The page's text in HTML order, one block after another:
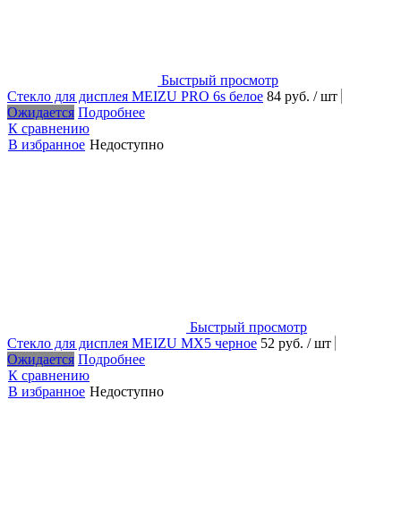
Быстрый просмотр
Стекло для дисплея MEIZU PRO 6s белое 84 руб. / шт
Ожидается Подробнее
К сравнению
В избранное Недоступно
Быстрый просмотр
Стекло для дисплея MEIZU MX5 черное 52 руб. / шт
Ожидается Подробнее
К сравнению
В избранное Недоступно